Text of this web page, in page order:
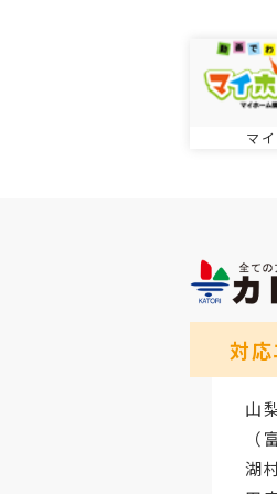
マ
対
山
（
湖